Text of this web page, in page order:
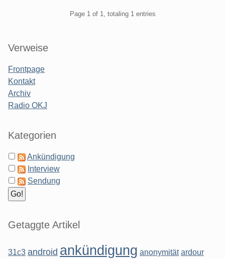
Page 1 of 1, totaling 1 entries
Sidebar
Verweise
Frontpage
Kontakt
Archiv
Radio OKJ
Kategorien
Ankündigung
Interview
Sendung
Getaggte Artikel
31c3 android ankündigung anonymität ardour